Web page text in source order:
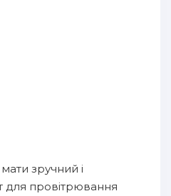
зручний і
для провітрювання